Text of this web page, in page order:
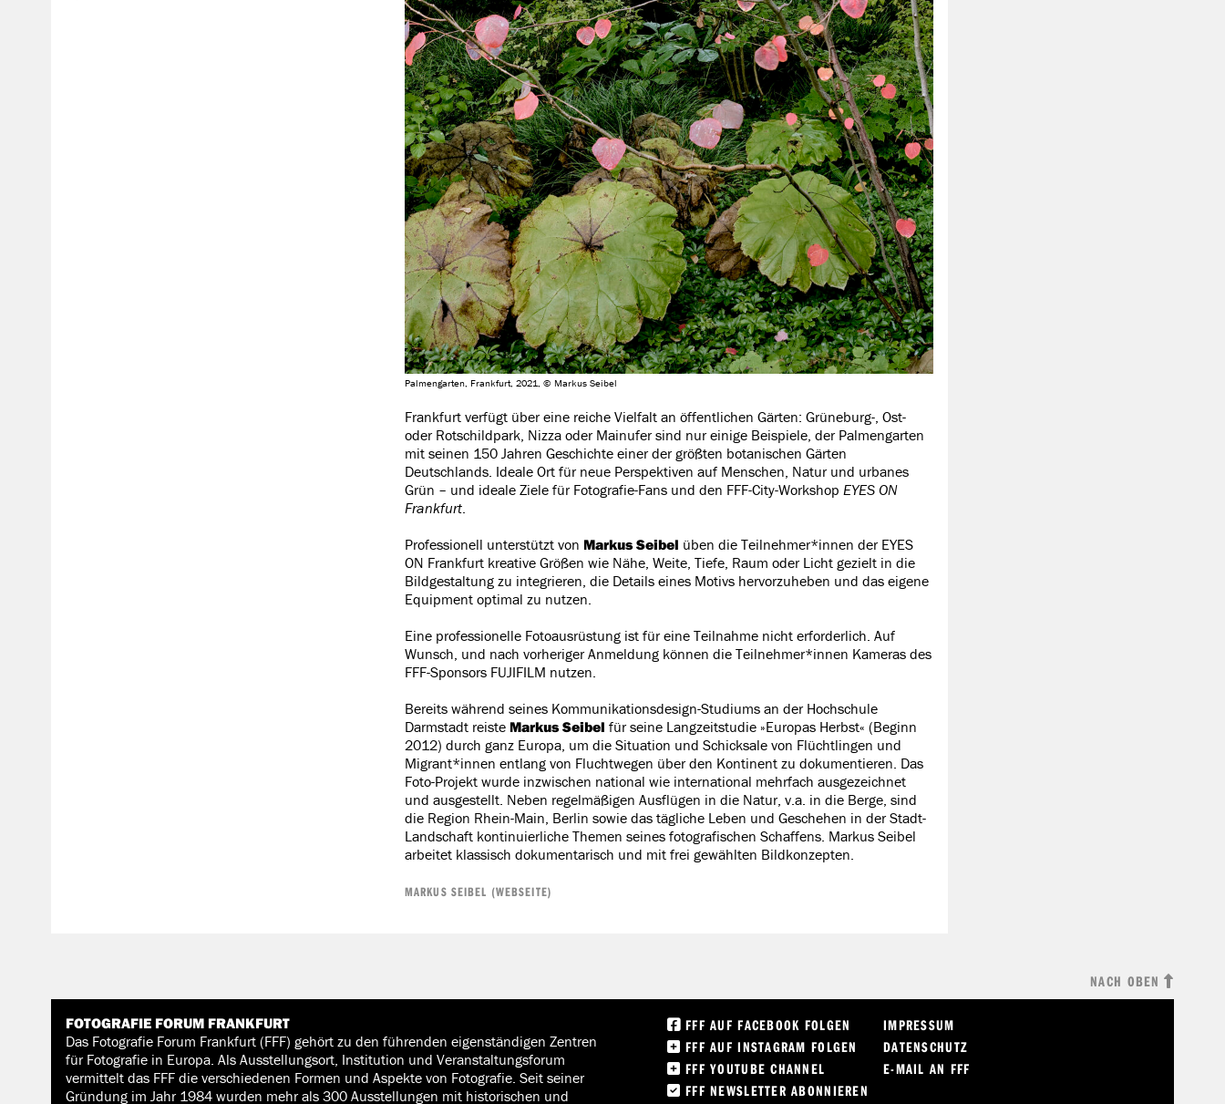
Palmengarten, Frankfurt, 2021, © Markus Seibel
Frankfurt verfügt über eine reiche Vielfalt an öffentlichen Gärten: Grüneburg-, Ost-
oder Rotschildpark, Nizza oder Mainufer sind nur einige Beispiele, der Palmengarten
mit seinen 150 Jahren Geschichte einer der größten botanischen Gärten
Deutschlands. Ideale Ort für neue Perspektiven auf Menschen, Natur und urbanes
Grün – und ideale Ziele für Fotografie-Fans und den FFF-City-Workshop EYES ON
Frankfurt.
Professionell unterstützt von Markus Seibel üben die Teilnehmer*innen der EYES
ON Frankfurt kreative Größen wie Nähe, Weite, Tiefe, Raum oder Licht gezielt in die
Bildgestaltung zu integrieren, die Details eines Motivs hervorzuheben und das eigene
Equipment optimal zu nutzen.
Eine professionelle Fotoausrüstung ist für eine Teilnahme nicht erforderlich. Auf
Wunsch, und nach vorheriger Anmeldung können die Teilnehmer*innen Kameras des
FFF-Sponsors FUJIFILM nutzen.
Bereits während seines Kommunikationsdesign-Studiums an der Hochschule
Darmstadt reiste Markus Seibel für seine Langzeitstudie »Europas Herbst« (Beginn
2012) durch ganz Europa, um die Situation und Schicksale von Flüchtlingen und
Migrant*innen entlang von Fluchtwegen über den Kontinent zu dokumentieren. Das
Foto-Projekt wurde inzwischen national wie international mehrfach ausgezeichnet
und ausgestellt. Neben regelmäßigen Ausflügen in die Natur, v.a. in die Berge, sind
die Region Rhein-Main, Berlin sowie das tägliche Leben und Geschehen in der Stadt-
Landschaft kontinuierliche Themen seines fotografischen Schaffens. Markus Seibel
arbeitet klassisch dokumentarisch und mit frei gewählten Bildkonzepten.
MARKUS SEIBEL (WEBSEITE)
NACH OBEN
FOTOGRAFIE FORUM FRANKFURT
Das Fotografie Forum Frankfurt (FFF) gehört zu den führenden eigenständigen Zentren
für Fotografie in Europa. Als Ausstellungsort, Institution und Veranstaltungsforum
vermittelt das FFF die verschiedenen Formen und Aspekte von Fotografie. Seit seiner
Gründung im Jahr 1984 wurden mehr als 300 Ausstellungen mit historischen und
FFF AUF FACEBOOK FOLGEN
FFF AUF INSTAGRAM FOLGEN
FFF YOUTUBE CHANNEL
FFF NEWSLETTER ABONNIEREN
IMPRESSUM
DATENSCHUTZ
E-MAIL AN FFF